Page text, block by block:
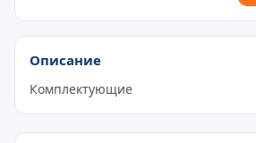
Описание
Комплектующие